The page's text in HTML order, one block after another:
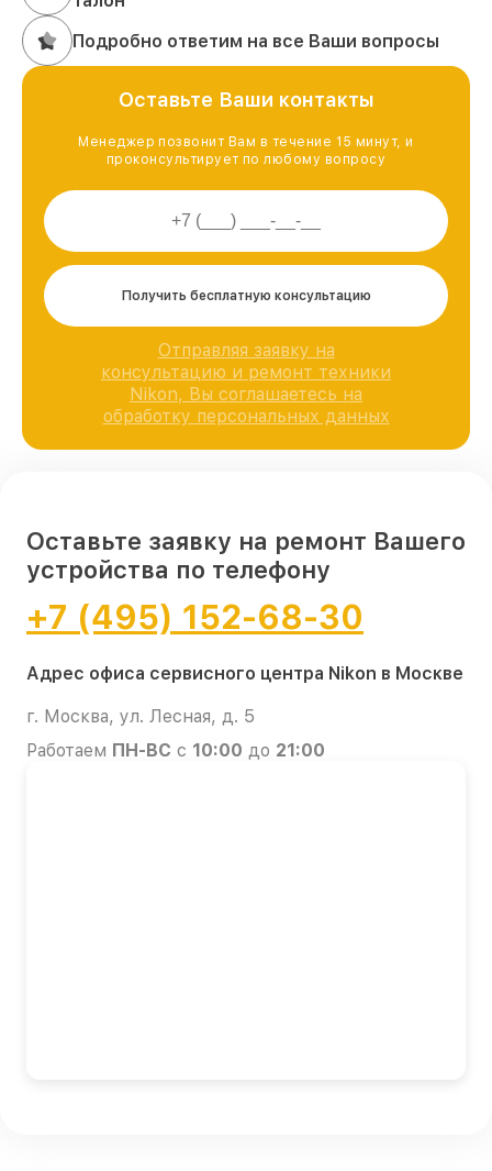
Подробно ответим на все Ваши вопросы
Оставьте Ваши контакты
Менеджер позвонит Вам в течение 15 минут, и
проконсультирует по любому вопросу
Получить бесплатную консультацию
Отправляя заявку на
консультацию и ремонт техники
Nikon, Вы соглашаетесь на
обработку персональных данных
Оставьте заявку на ремонт Вашего
устройства по телефону
+7 (495) 152-68-30
Адрес офиса сервисного центра Nikon в Москве
г. Москва, ул. Лесная, д. 5
Работаем ПН-ВС с 10:00 до 21:00